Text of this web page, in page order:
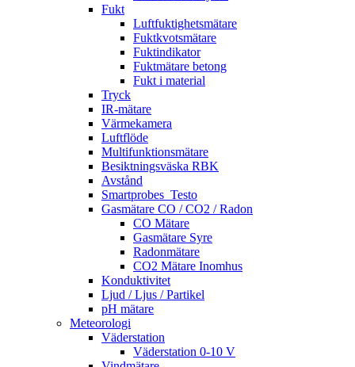
Fukt
Luftfuktighetsmätare
Fuktkvotsmätare
Fuktindikator
Fuktmätare betong
Fukt i material
Tryck
IR-mätare
Värmekamera
Luftflöde
Multifunktionsmätare
Besiktningsväska RBK
Avstånd
Smartprobes_Testo
Gasmätare CO / CO2 / Radon
CO Mätare
Gasmätare Syre
Radonmätare
CO2 Mätare Inomhus
Konduktivitet
Ljud / Ljus / Partikel
pH mätare
Meteorologi
Väderstation
Väderstation 0-10 V